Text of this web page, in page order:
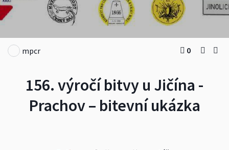
156. výročí bitvy u Jičína -
Prachov – bitevní ukázka
mpcr 0